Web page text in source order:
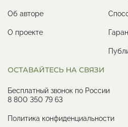
Об авторе
О проекте
ОСТАВАЙТЕСЬ НА СВЯЗИ
Бесплатный звонок по России
8 800 350 79 63
Политика конфиденциальности